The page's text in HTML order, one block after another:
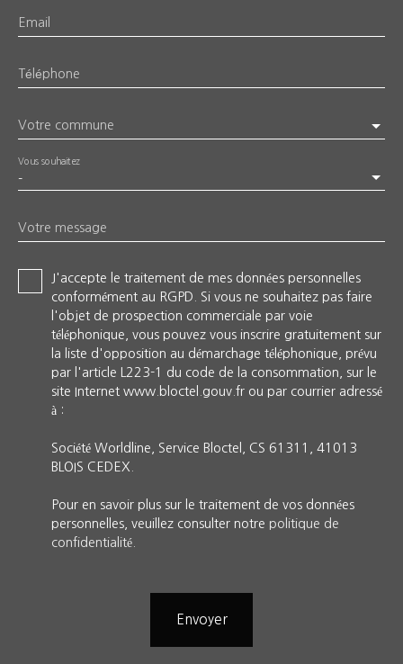
Email
Téléphone
Votre commune
-
Vous souhaitez
Votre message
J'accepte le traitement de mes données personnelles
conformément au RGPD. Si vous ne souhaitez pas faire
l'objet de prospection commerciale par voie
téléphonique, vous pouvez vous inscrire gratuitement sur
la liste d'opposition au démarchage téléphonique, prévu
par l'article L223-1 du code de la consommation, sur le
site Internet www.bloctel.gouv.fr ou par courrier adressé
à :
Société Worldline, Service Bloctel, CS 61311, 41013
BLOIS CEDEX.
Pour en savoir plus sur le traitement de vos données
personnelles, veuillez consulter notre politique de
confidentialité
Envoyer